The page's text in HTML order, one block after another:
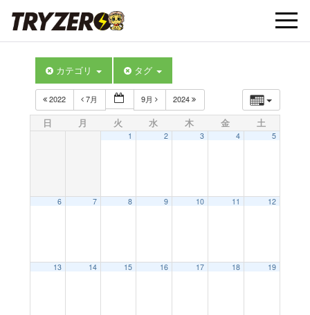
t
カテゴリ タグ
2022 7月 9月 2024
日 月 火 水 木 金 土
1 2 3 4 5
6 7 8 9 10 11 12
13 14 15 16 17 18 19